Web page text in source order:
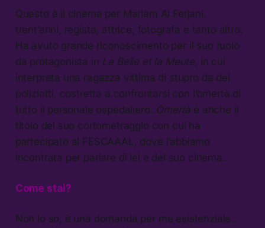
Questo è il cinema per Mariam Al Ferjani,
trent’anni, regista, attrice, fotografa e tanto altro.
Ha avuto grande riconoscimento per il suo ruolo
da protagonista in La Belle et la Meute, in cui
interpreta una ragazza vittima di stupro da dei
poliziotti, costretta a confrontarsi con l’omertà di
tutto il personale ospedaliero. Omertà è anche il
titolo del suo cortometraggio con cui ha
partecipato al FESCAAAL, dove l’abbiamo
incontrata per parlare di lei e del suo cinema.
Come stai?
Non lo so, è una domanda per me esistenziale.